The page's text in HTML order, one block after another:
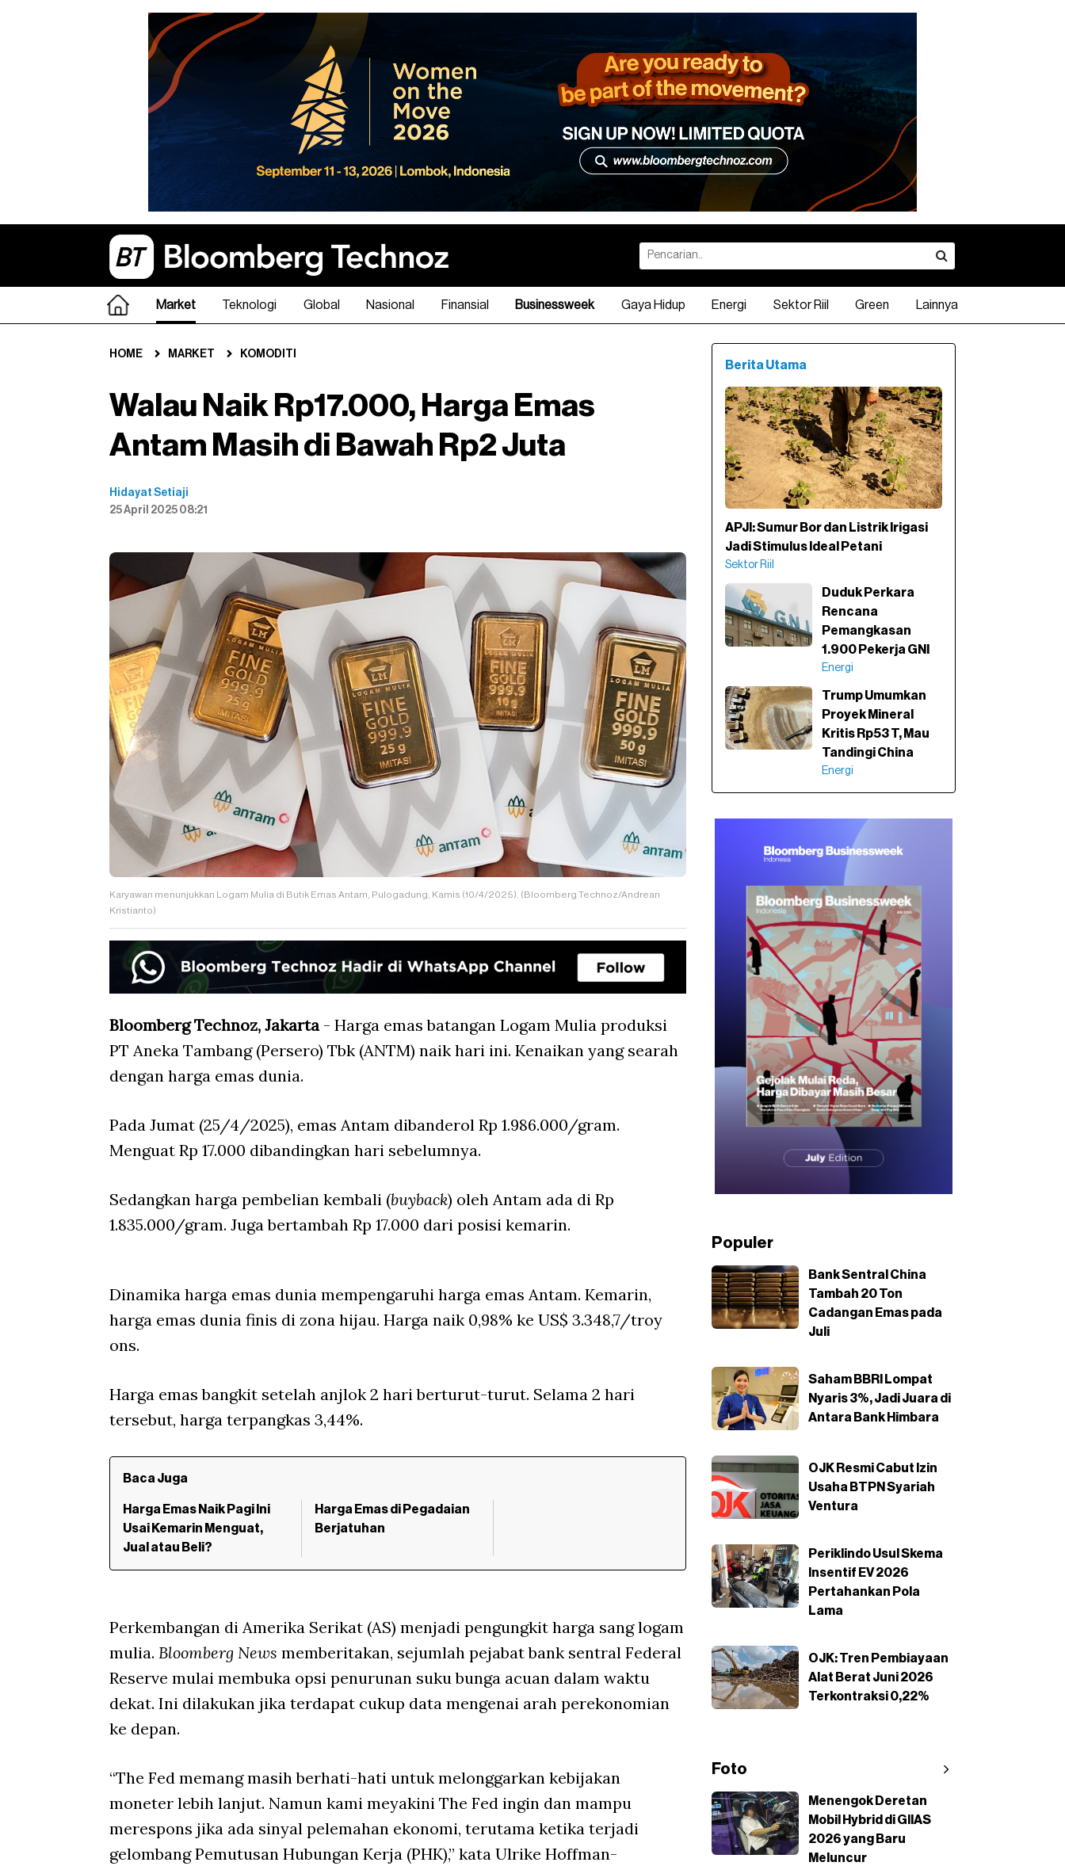
Market Teknologi Global Nasional Finansial Businessweek Gaya Hidup Energi Sektor Riil Green Lainnya
HOME MARKET KOMODITI
Walau Naik Rp17.000, Harga Emas
Antam Masih di Bawah Rp2 Juta
Hidayat Setiaji
25 April 2025 08:21
Karyawan menunjukkan Logam Mulia di Butik Emas Antam, Pulogadung, Kamis (10/4/2025). (Bloomberg Technoz/Andrean
Kristianto)
Bloomberg Technoz, Jakarta- Harga emas batangan Logam Mulia produksi
PT Aneka Tambang (Persero) Tbk (ANTM) naik hari ini. Kenaikan yang searah
dengan harga emas dunia.
Pada Jumat (25/4/2025), emas Antam dibanderol Rp 1.986.000/gram.
Menguat Rp 17.000 dibandingkan hari sebelumnya.
Sedangkan harga pembelian kembali (buyback) oleh Antam ada di Rp
1.835.000/gram. Juga bertambah Rp 17.000 dari posisi kemarin.
Dinamika harga emas dunia mempengaruhi harga emas Antam. Kemarin,
harga emas dunia finis di zona hijau. Harga naik 0,98% ke US$ 3.348,7/troy
ons.
Harga emas bangkit setelah anjlok 2 hari berturut-turut. Selama 2 hari
tersebut, harga terpangkas 3,44%.
Baca Juga
Harga Emas Naik Pagi Ini
Usai Kemarin Menguat,
Jual atau Beli?
Harga Emas di Pegadaian
Berjatuhan
Perkembangan di Amerika Serikat (AS) menjadi pengungkit harga sang logam
mulia. Bloomberg News memberitakan, sejumlah pejabat bank sentral Federal
Reserve mulai membuka opsi penurunan suku bunga acuan dalam waktu
dekat. Ini dilakukan jika terdapat cukup data mengenai arah perekonomian
ke depan.
“The Fed memang masih berhati-hati untuk melonggarkan kebijakan
moneter lebih lanjut. Namun kami meyakini The Fed ingin dan mampu
merespons jika ada sinyal pelemahan ekonomi, terutama ketika terjadi
gelombang Pemutusan Hubungan Kerja (PHK),” kata Ulrike Hoffman-
Berita Utama
APJI: Sumur Bor dan Listrik Irigasi
Jadi Stimulus Ideal Petani
Sektor Riil
Duduk Perkara
Rencana
Pemangkasan
1.900 Pekerja GNI
Energi
Trump Umumkan
Proyek Mineral
Kritis Rp53 T, Mau
Tandingi China
Energi
Populer
Bank Sentral China
Tambah 20 Ton
Cadangan Emas pada
Juli
Saham BBRI Lompat
Nyaris 3%, Jadi Juara di
Antara Bank Himbara
OJK Resmi Cabut Izin
Usaha BTPN Syariah
Ventura
Periklindo Usul Skema
Insentif EV 2026
Pertahankan Pola
Lama
OJK: Tren Pembiayaan
Alat Berat Juni 2026
Terkontraksi 0,22%
Foto
Menengok Deretan
Mobil Hybrid di GIIAS
2026 yang Baru
Meluncur